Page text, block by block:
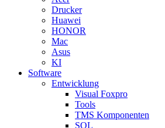
Drucker
Huawei
HONOR
Mac
Asus
KI
Software
Entwicklung
Visual Foxpro
Tools
TMS Komponenten
SQL